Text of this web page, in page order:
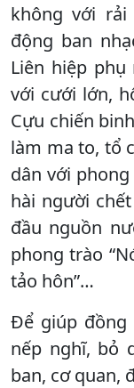
không với
động ban
Liên hiệp
với cưới lớn,
Cựu chiến
làm ma to, tổ
dân với
hài người
đầu nguồn
phong trào
tảo hôn”…
Để giúp đồng
nếp nghĩ, bỏ
ban, cơ quan,